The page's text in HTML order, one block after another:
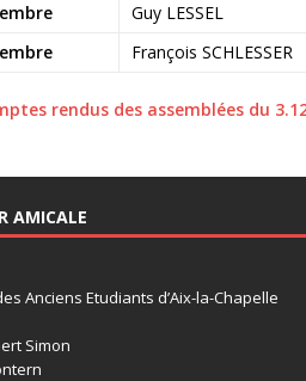
Guy LESSEL
François SCHLESSER
rendus des assemblées du
AMICALE
Anciens Etudiants d’Aix-la-Chapelle
Simon